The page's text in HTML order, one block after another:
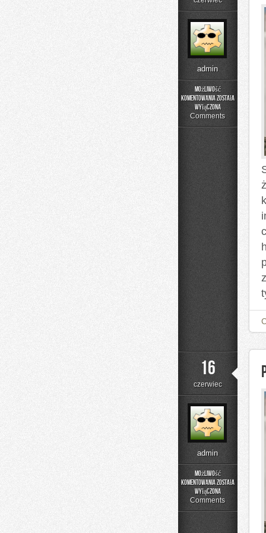
admin
Możliwość
komentowania
Czytelnicze
Artykuły
została
wyłączona
Comments
16
czerwiec
admin
Możliwość
komentowania
Poradniki
Użytkownika
została
wyłączona
Comments